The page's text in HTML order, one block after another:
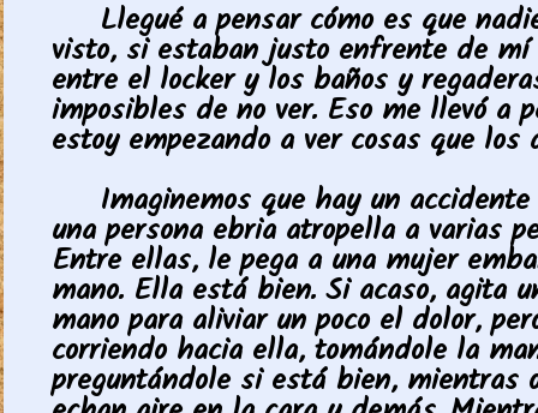
Llegué a pensar cómo es que
visto, si estaban justo enfrente de mí
entre el locker y los baños y
imposibles de no ver. Eso me llevó a
estoy empezando a ver cosas que los
Imaginemos que hay un
una persona ebria atropella a varias
Entre ellas, le pega a una mujer
mano. Ella está bien. Si acaso, agita
mano para aliviar un poco el dolor,
corriendo hacia ella, tomándole la
preguntándole si está bien, mientras